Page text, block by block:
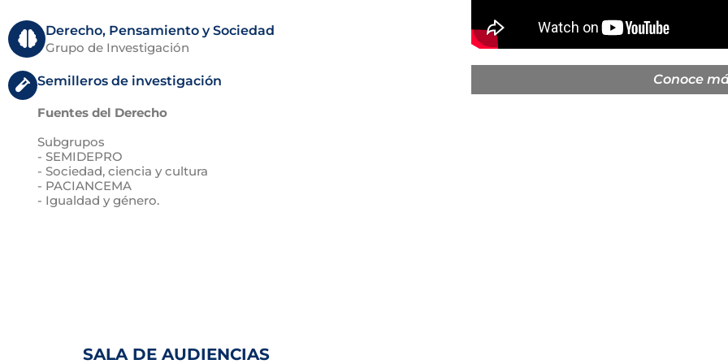
Derecho, Pensamiento y Sociedad
Grupo de Investigación
Semilleros de investigación
Fuentes del Derecho
Subgrupos
- SEMIDEPRO
- Sociedad, ciencia y cultura
- PACIANCEMA
- Igualdad y género.
Conoce
SALA DE AUDIENCIAS